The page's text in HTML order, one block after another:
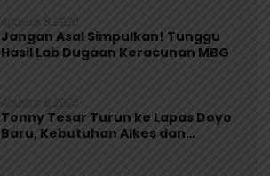
Agustus 8, 2026
Jangan Asal Simpulkan! Tunggu
Hasil Lab Dugaan Keracunan MBG
Agustus 8, 2026
Tonny Tesar Turun ke Lapas Doyo
Baru, Kebutuhan Alkes dan